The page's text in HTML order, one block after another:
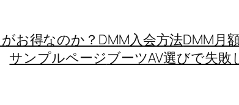
お得なのか？ DMM入会方法DMM月
サンプルページブーツAV選びで失敗